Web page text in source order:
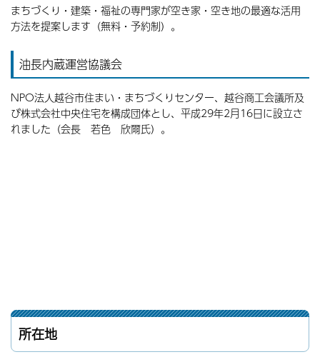
まちづくり・建築・福祉の専門家が空き家・空き地の最適な活用
方法を提案します（無料・予約制）。
油長内蔵運営協議会
NPO法人越谷市住まい・まちづくりセンター、越谷商工会議所及
び株式会社中央住宅を構成団体とし、平成29年2月16日に設立さ
れました（会長 若色 欣爾氏）。
所在地